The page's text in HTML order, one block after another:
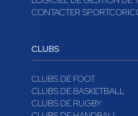
LA GAZETTE DES SPORTS
WIDGETS PERSONNALISÉS
CLUBS
CLUBS DE FOOT